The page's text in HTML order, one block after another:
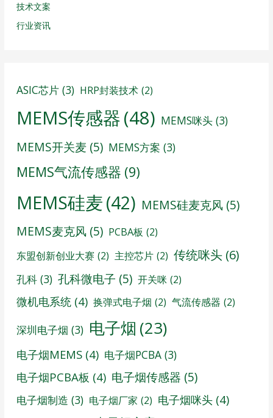
技术文案
行业资讯
ASIC芯片 (3) HRP封装技术 (2)
MEMS传感器(48) MEMS咪头 (3)
MEMS开关麦 (5) MEMS方案 (3)
MEMS气流传感器 (9)
MEMS硅麦(42) MEMS硅麦克风 (5)
MEMS麦克风 (5) PCBA板 (2)
东盟创新创业大赛 (2) 主控芯片 (2) 传统咪头 (6)
孔科 (3) 孔科微电子 (5) 开关咪 (2)
微机电系统 (4) 换弹式电子烟 (2) 气流传感器 (2)
深圳电子烟 (3) 电子烟 (23)
电子烟MEMS (4) 电子烟PCBA (3)
电子烟PCBA板 (4) 电子烟传感器 (5)
电子烟制造 (3) 电子烟厂家 (2) 电子烟咪头 (4)